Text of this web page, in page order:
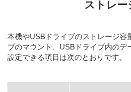
ストレー
本機やUSBドライブのストレージ容
ブのマウント、USBドライブ内のデ
設定できる項目は次のとおりです。